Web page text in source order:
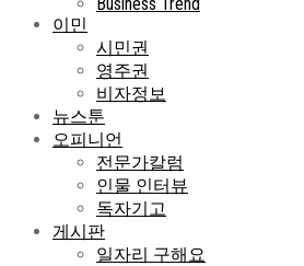
이민
시민권
영주권
비자정보
뉴스툰
오피니언
전문가칼럼
인물 인터뷰
독자기고
게시판
일자리 구해요